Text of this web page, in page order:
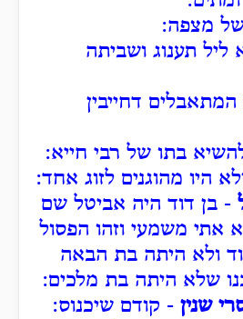
מצפה:
ליל תענוג ושביתה
דחייבין
בתו של רבי חייא:
היו מהוגנים לזוג אחד:
- בן דוד היה אביטל שם
אתי משמעי וזהו הפסול
ולא היתה בת הבאה
שלא היתה בת מלכים:
שנין - קודם שיכנוס: